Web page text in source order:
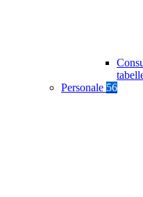
Personale 56